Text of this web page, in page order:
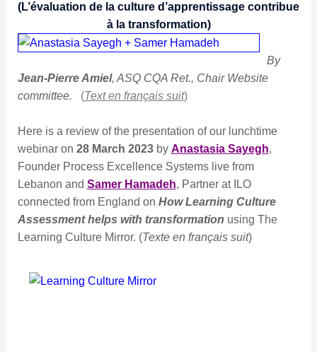
(L’évaluation de la culture d’apprentissage contribue
à la transformation)
By
Jean-Pierre Amiel, ASQ CQA Ret., Chair Website
committee.
(Text en français suit)
Here is a review of the presentation of our lunchtime
webinar on 28 March 2023by Anastasia Sayegh,
Founder Process Excellence Systems live from
Lebanon and Samer Hamadeh, Partner at ILO
connected from England on How Learning Culture
Assessment helps with transformation using The
Learning Culture Mirror. (Texte en français suit)